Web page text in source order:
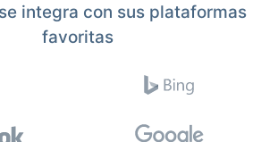
integra con sus plataformas
favoritas